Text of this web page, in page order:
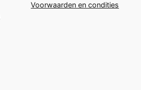
Voorwaarden en condities